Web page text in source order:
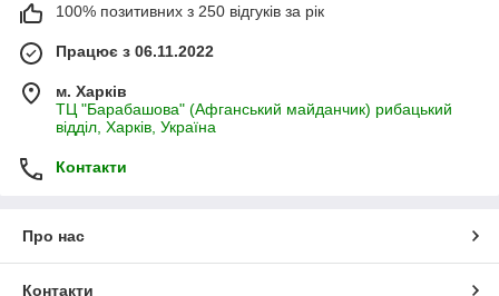
100% позитивних з 250 відгуків за рік
Працює з 06.11.2022
м. Харків
ТЦ "Барабашова" (Афганський майданчик) рибацький
відділ, Харків, Україна
Контакти
Про нас
Контакти